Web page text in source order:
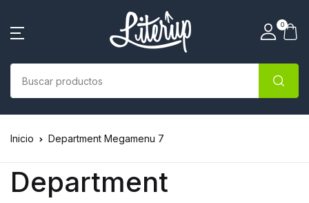
0
Inicio Department Megamenu 7
Department